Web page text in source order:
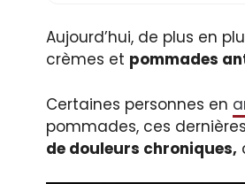
Aujourd’hui, de plus en
crèmes et pommades
Certaines personnes en
pommades, ces
de douleurs chroniques,